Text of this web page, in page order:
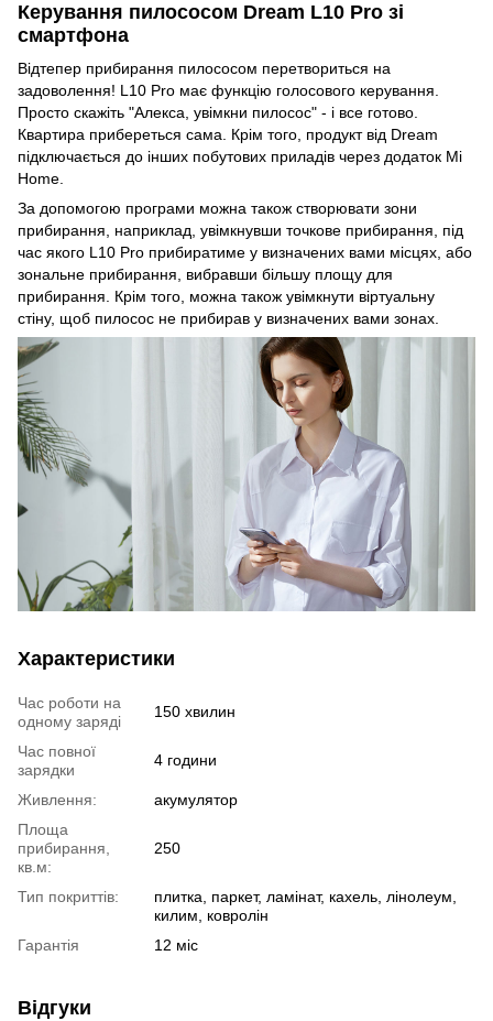
Керування пилососом Dream L10 Pro зі
смартфона
Відтепер прибирання пилососом перетвориться на
задоволення! L10 Pro має функцію голосового керування.
Просто скажіть "Алекса, увімкни пилосос" - і все готово.
Квартира прибереться сама. Крім того, продукт від Dream
підключається до інших побутових приладів через додаток Mi
Home.
За допомогою програми можна також створювати зони
прибирання, наприклад, увімкнувши точкове прибирання, під
час якого L10 Pro прибиратиме у визначених вами місцях, або
зональне прибирання, вибравши більшу площу для
прибирання. Крім того, можна також увімкнути віртуальну
стіну, щоб пилосос не прибирав у визначених вами зонах.
Характеристики
Час роботи на
одному заряді
150 хвилин
Час повної
зарядки
4 години
Живлення:
акумулятор
Площа
прибирання,
кв.м:
250
Тип покриттів:
плитка, паркет, ламінат, кахель, лінолеум,
килим, ковролін
Гарантія
12 міс
Відгуки